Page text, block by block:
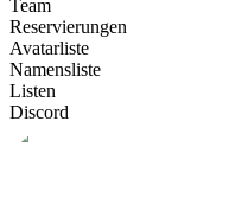
Team
Reservierungen
Avatarliste
Namensliste
Listen
Discord